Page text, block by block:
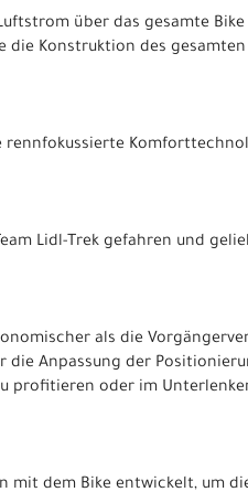
über das gesamte
die Konstruktion des
rennfokussierte
Lidl-Trek gefahren und
als die
die Anpassung der
profitieren oder im
mit dem Bike entwickelt, um